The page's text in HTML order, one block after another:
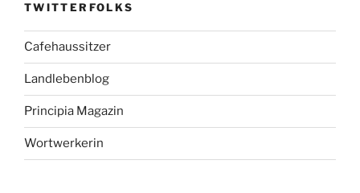
TWITTERFOLKS
Cafehaussitzer
Landlebenblog
Principia Magazin
Wortwerkerin